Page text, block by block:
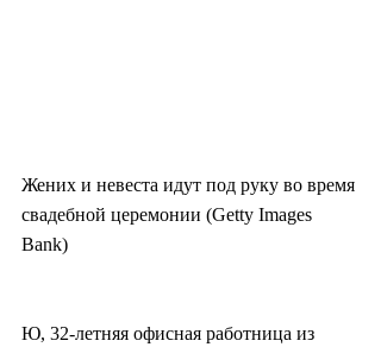
Жених и невеста идут под руку во время
свадебной церемонии (Getty Images
Bank)
Ю, 32-летняя офисная работница из